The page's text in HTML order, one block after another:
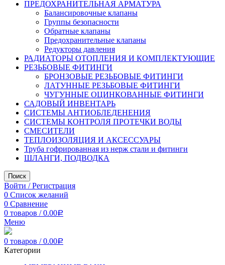
ПРЕДОХРАНИТЕЛЬНАЯ АРМАТУРА
Балансировочные клапаны
Группы безопасности
Обратные клапаны
Предохранительные клапаны
Редукторы давления
РАДИАТОРЫ ОТОПЛЕНИЯ И КОМПЛЕКТУЮЩИЕ
РЕЗЬБОВЫЕ ФИТИНГИ
БРОНЗОВЫЕ РЕЗЬБОВЫЕ ФИТИНГИ
ЛАТУННЫЕ РЕЗЬБОВЫЕ ФИТИНГИ
ЧУГУННЫЕ ОЦИНКОВАННЫЕ ФИТИНГИ
САДОВЫЙ ИНВЕНТАРЬ
СИСТЕМЫ АНТИОБЛЕДЕНЕНИЯ
СИСТЕМЫ КОНТРОЛЯ ПРОТЕЧКИ ВОДЫ
СМЕСИТЕЛИ
ТЕПЛОИЗОЛЯЦИЯ И АКСЕССУАРЫ
Труба гофрированная из нерж стали и фитинги
ШЛАНГИ, ПОДВОДКА
Поиск
Войти / Регистрация
0 Список желаний
0 Сравнение
0 товаров / 0.00Р
Меню
0 товаров / 0.00Р
Категории